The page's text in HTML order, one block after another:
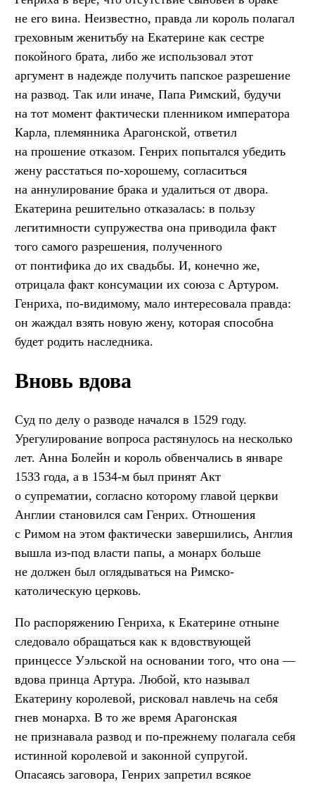
не его вина. Неизвестно, правда ли король полагал
греховным женитьбу на Екатерине как сестре
покойного брата, либо же использовал этот
аргумент в надежде получить папское разрешение
на развод. Так или иначе, Папа Римский, будучи
на тот момент фактически пленником императора
Карла, племянника Арагонской, ответил
на прошение отказом. Генрих попытался убедить
жену расстаться по-хорошему, согласиться
на аннулирование брака и удалиться от двора.
Екатерина решительно отказалась: в пользу
легитимности супружества она приводила факт
того самого разрешения, полученного
от понтифика до их свадьбы. И, конечно же,
отрицала факт консумации их союза с Артуром.
Генриха, по-видимому, мало интересовала правда:
он жаждал взять новую жену, которая способна
будет родить наследника.
Вновь вдова
Суд по делу о разводе начался в 1529 году.
Урегулирование вопроса растянулось на несколько
лет. Анна Болейн и король обвенчались в январе
1533 года, а в 1534-м был принят Акт
о супрематии, согласно которому главой церкви
Англии становился сам Генрих. Отношения
с Римом на этом фактически завершились, Англия
вышла из-под власти папы, а монарх больше
не должен был оглядываться на Римско-
католическую церковь.
По распоряжению Генриха, к Екатерине отныне
следовало обращаться как к вдовствующей
принцессе Уэльской на основании того, что она —
вдова принца Артура. Любой, кто называл
Екатерину королевой, рисковал навлечь на себя
гнев монарха. В то же время Арагонская
не признавала развод и по-прежнему полагала себя
истинной королевой и законной супругой.
Опасаясь заговора, Генрих запретил всякое